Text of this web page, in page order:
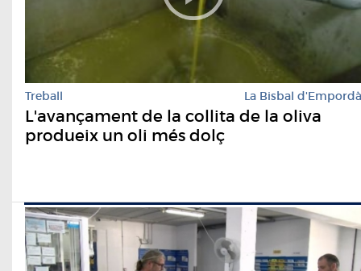
Treball La Bisbal d'Empordà
L'avançament de la collita de la oliva
produeix un oli més dolç